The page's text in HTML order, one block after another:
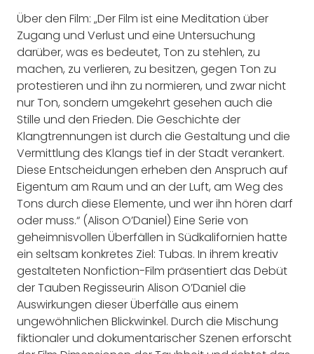
Über den Film: „Der Film ist eine Meditation über
Zugang und Verlust und eine Untersuchung
darüber, was es bedeutet, Ton zu stehlen, zu
machen, zu verlieren, zu besitzen, gegen Ton zu
protestieren und ihn zu normieren, und zwar nicht
nur Ton, sondern umgekehrt gesehen auch die
Stille und den Frieden. Die Geschichte der
Klangtrennungen ist durch die Gestaltung und die
Vermittlung des Klangs tief in der Stadt verankert.
Diese Entscheidungen erheben den Anspruch auf
Eigentum am Raum und an der Luft, am Weg des
Tons durch diese Elemente, und wer ihn hören darf
oder muss.“ (Alison O’Daniel) Eine Serie von
geheimnisvollen Überfällen in Südkalifornien hatte
ein seltsam konkretes Ziel: Tubas. In ihrem kreativ
gestalteten Nonfiction-Film präsentiert das Debüt
der Tauben Regisseurin Alison O’Daniel die
Auswirkungen dieser Überfälle aus einem
ungewöhnlichen Blickwinkel. Durch die Mischung
fiktionaler und ­dokumentarischer Szenen erforscht